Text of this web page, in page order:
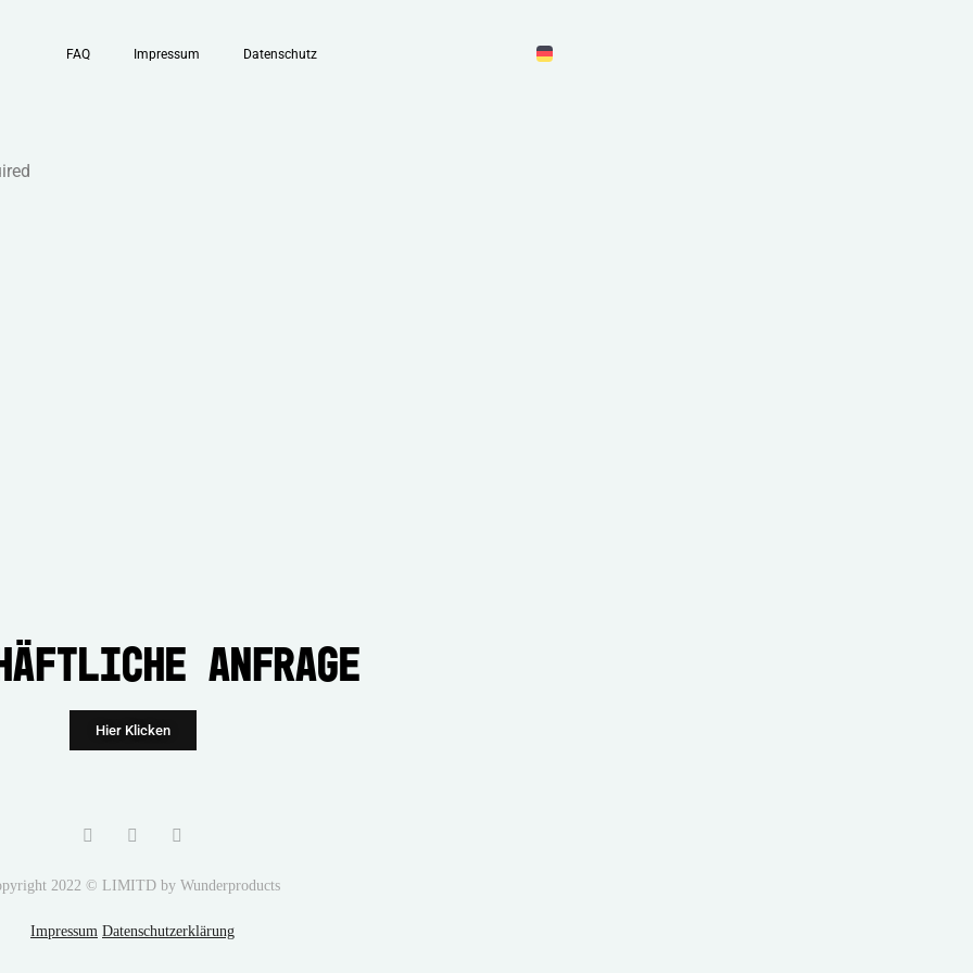
FAQ Impressum Datenschutz
Anfrage
Hier Klicken
2022 © LIMITD by Wunderproducts
Impressum Datenschutzerklärung